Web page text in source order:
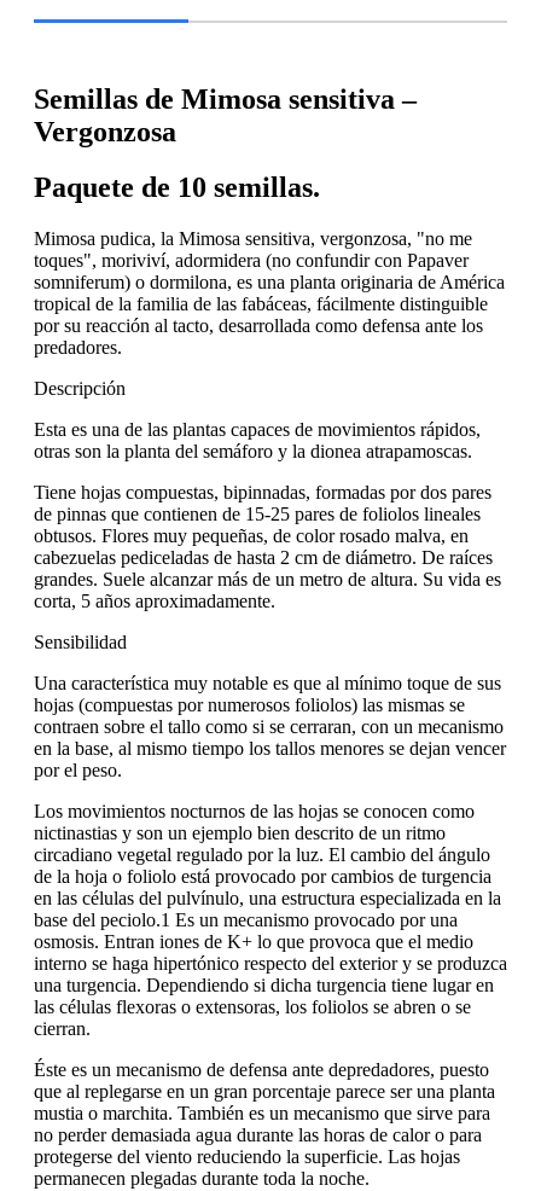
Semillas de Mimosa sensitiva –
Vergonzosa
Paquete de 10 semillas.
Mimosa pudica, la Mimosa sensitiva, vergonzosa, "no me
toques", moriviví, adormidera (no confundir con Papaver
somniferum) o dormilona, es una planta originaria de América
tropical de la familia de las fabáceas, fácilmente distinguible
por su reacción al tacto, desarrollada como defensa ante los
predadores.
Descripción
Esta es una de las plantas capaces de movimientos rápidos,
otras son la planta del semáforo y la dionea atrapamoscas.
Tiene hojas compuestas, bipinnadas, formadas por dos pares
de pinnas que contienen de 15-25 pares de foliolos lineales
obtusos. Flores muy pequeñas, de color rosado malva, en
cabezuelas pediceladas de hasta 2 cm de diámetro. De raíces
grandes. Suele alcanzar más de un metro de altura. Su vida es
corta, 5 años aproximadamente.
Sensibilidad
Una característica muy notable es que al mínimo toque de sus
hojas (compuestas por numerosos foliolos) las mismas se
contraen sobre el tallo como si se cerraran, con un mecanismo
en la base, al mismo tiempo los tallos menores se dejan vencer
por el peso.
Los movimientos nocturnos de las hojas se conocen como
nictinastias y son un ejemplo bien descrito de un ritmo
circadiano vegetal regulado por la luz. El cambio del ángulo
de la hoja o foliolo está provocado por cambios de turgencia
en las células del pulvínulo, una estructura especializada en la
base del peciolo.1 Es un mecanismo provocado por una
osmosis. Entran iones de K+ lo que provoca que el medio
interno se haga hipertónico respecto del exterior y se produzca
una turgencia. Dependiendo si dicha turgencia tiene lugar en
las células flexoras o extensoras, los foliolos se abren o se
cierran.
Éste es un mecanismo de defensa ante depredadores, puesto
que al replegarse en un gran porcentaje parece ser una planta
mustia o marchita. También es un mecanismo que sirve para
no perder demasiada agua durante las horas de calor o para
protegerse del viento reduciendo la superficie. Las hojas
permanecen plegadas durante toda la noche.